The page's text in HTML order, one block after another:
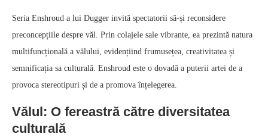
Seria Enshroud a lui Dugger invită spectatorii să-și reconsidere
preconcepțiile despre văl. Prin colajele sale vibrante, ea prezintă natura
multifuncțională a vălului, evidențiind frumusețea, creativitatea și
semnificația sa culturală. Enshroud este o dovadă a puterii artei de a
provoca stereotipuri și de a promova înțelegerea.
Vălul: O fereastră către diversitatea
culturală